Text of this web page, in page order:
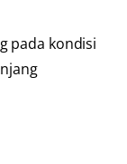
pada kondisi